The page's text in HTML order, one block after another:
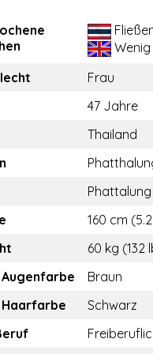
Wenig
Frau
47 Jahre
Thailand
Phattalung
160 cm
60 kg (132
Augenfarbe
Braun
Haarfarbe
Schwarz